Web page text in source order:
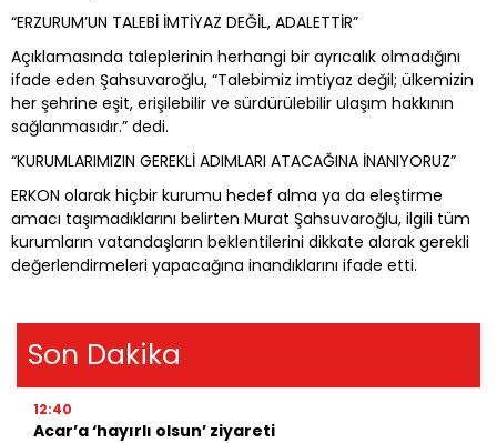
“ERZURUM’UN TALEBİ İMTİYAZ DEĞİL, ADALETTİR”
Açıklamasında taleplerinin herhangi bir ayrıcalık olmadığını
ifade eden Şahsuvaroğlu, “Talebimiz imtiyaz değil; ülkemizin
her şehrine eşit, erişilebilir ve sürdürülebilir ulaşım hakkının
sağlanmasıdır.” dedi.
“KURUMLARIMIZIN GEREKLİ ADIMLARI ATACAĞINA İNANIYORUZ”
ERKON olarak hiçbir kurumu hedef alma ya da eleştirme
amacı taşımadıklarını belirten Murat Şahsuvaroğlu, ilgili tüm
kurumların vatandaşların beklentilerini dikkate alarak gerekli
değerlendirmeleri yapacağına inandıklarını ifade etti.
Son Dakika
12:40
Acar’a ‘hayırlı olsun’ ziyareti